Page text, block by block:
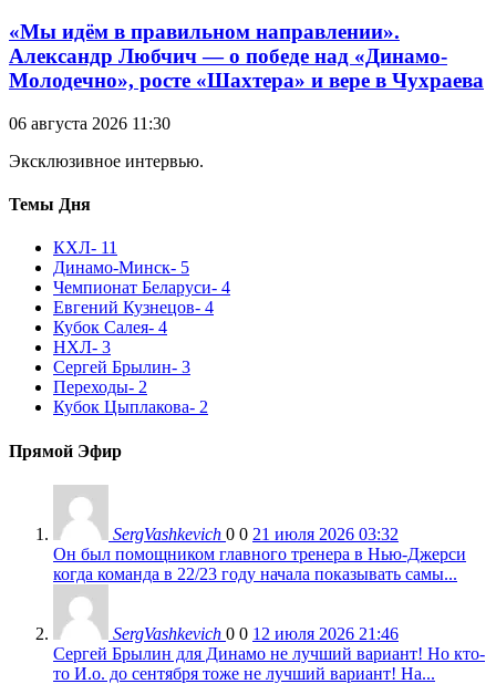
«Мы идём в правильном направлении».
Александр Любчич — о победе над «Динамо-
Молодечно», росте «Шахтера» и вере в Чухраева
06 августа 2026 11:30
Эксклюзивное интервью.
Темы Дня
КХЛ- 11
Динамо-Минск- 5
Чемпионат Беларуси- 4
Евгений Кузнецов- 4
Кубок Салея- 4
НХЛ- 3
Сергей Брылин- 3
Переходы- 2
Кубок Цыплакова- 2
Прямой Эфир
SergVashkevich 0 0 21 июля 2026 03:32
Он был помощником главного тренера в Нью-Джерси
когда команда в 22/23 году начала показывать самы...
SergVashkevich 0 0 12 июля 2026 21:46
Сергей Брылин для Динамо не лучший вариант! Но кто-
то И.о. до сентября тоже не лучший вариант! На...